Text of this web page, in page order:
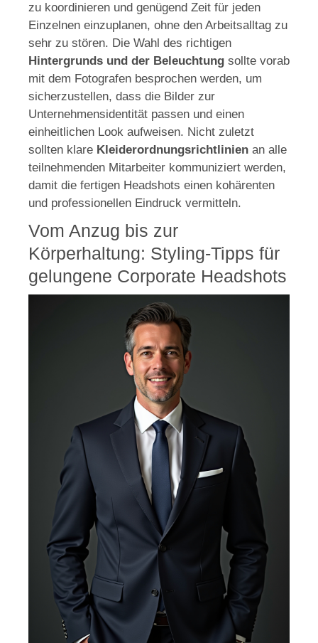
zu koordinieren und genügend Zeit für jeden
Einzelnen einzuplanen, ohne den Arbeitsalltag zu
sehr zu stören. Die Wahl des richtigen
Hintergrunds und der Beleuchtung sollte vorab
mit dem Fotografen besprochen werden, um
sicherzustellen, dass die Bilder zur
Unternehmensidentität passen und einen
einheitlichen Look aufweisen. Nicht zuletzt
sollten klare Kleiderordnungsrichtlinien an alle
teilnehmenden Mitarbeiter kommuniziert werden,
damit die fertigen Headshots einen kohärenten
und professionellen Eindruck vermitteln.
Vom Anzug bis zur
Körperhaltung: Styling-Tipps für
gelungene Corporate Headshots